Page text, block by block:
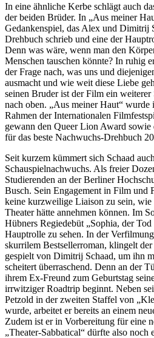
In eine ähnliche Kerbe schlägt auch
der beiden Brüder. In „Aus meiner
Gedankenspiel, das Alex und Dimitrij
Drehbuch schrieb und eine der
Denn was wäre, wenn man den
Menschen tauschen könnte? In ruhig
der Frage nach, was uns und
ausmacht und wie weit diese Liebe
seinen Bruder ist der Film ein
nach oben. „Aus meiner Haut“
Rahmen der Internationalen
gewann den Queer Lion Award
für das beste Nachwuchs-Drehbuch
Seit kurzem kümmert sich Schaad
Schauspielnachwuchs. Als freier
Studierenden an der Berliner
Busch. Sein Engagement in Film und
keine kurzweilige Liaison zu sein, wie
Theater hätte annehmen können. Im
Hübners Regiedebüt „Sophia, der
Hauptrolle zu sehen. In der
skurrilem Bestsellerroman, klingelt
gespielt von Dimitrij Schaad, um ihn
scheitert überraschend. Denn an der
ihrem Ex-Freund zum Geburtstag
irrwitziger Roadtrip beginnt. Neben
Petzold in der zweiten Staffel von
wurde, arbeitet er bereits an einem
Zudem ist er in Vorbereitung für eine
„Theater-Sabbatical“ dürfte also noch